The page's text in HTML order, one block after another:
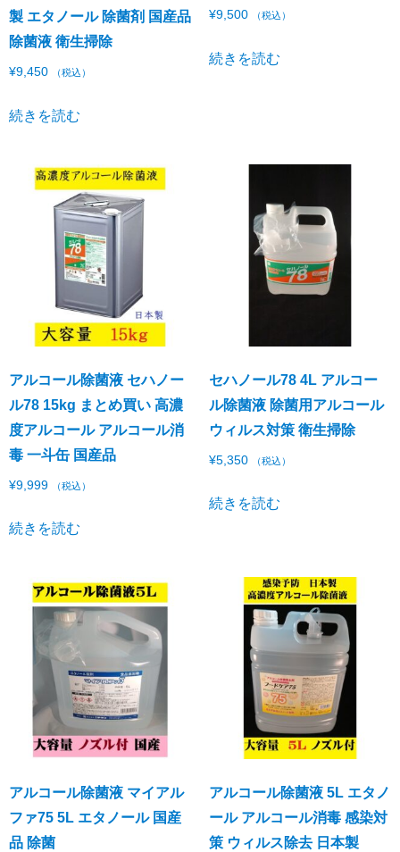
製 エタノール 除菌剤 国産品
除菌液 衛生掃除
¥9,450 （税込）
続きを読む
¥9,500 （税込）
続きを読む
アルコール除菌液 セハノー
ル78 15kg まとめ買い 高濃
度アルコール アルコール消
毒 一斗缶 国産品
¥9,999 （税込）
続きを読む
セハノール78 4L アルコー
ル除菌液 除菌用アルコール
ウィルス対策 衛生掃除
¥5,350 （税込）
続きを読む
アルコール除菌液 マイアル
ファ75 5L エタノール 国産
品 除菌
アルコール除菌液 5L エタノ
ール アルコール消毒 感染対
策 ウィルス除去 日本製